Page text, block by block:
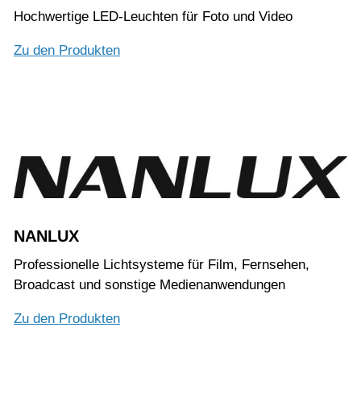
Hochwertige LED-Leuchten für Foto und Video
Zu den Produkten
NANLUX
Professionelle Lichtsysteme für Film, Fernsehen,
Broadcast und sonstige Medienanwendungen
Zu den Produkten